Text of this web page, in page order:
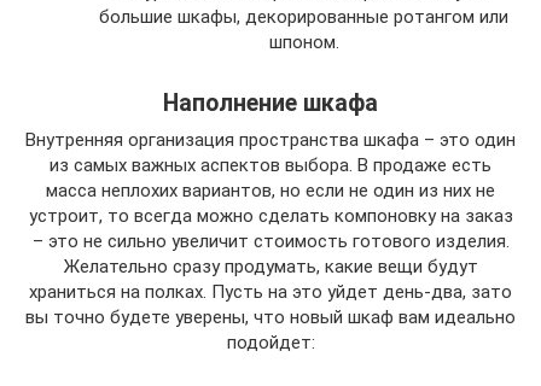
большие шкафы, декорированные ротангом или
шпоном.
Наполнение шкафа
Внутренняя организация пространства шкафа – это один
из самых важных аспектов выбора. В продаже есть
масса неплохих вариантов, но если не один из них не
устроит, то всегда можно сделать компоновку на заказ
– это не сильно увеличит стоимость готового изделия.
Желательно сразу продумать, какие вещи будут
храниться на полках. Пусть на это уйдет день-два, зато
вы точно будете уверены, что новый шкаф вам идеально
подойдет: